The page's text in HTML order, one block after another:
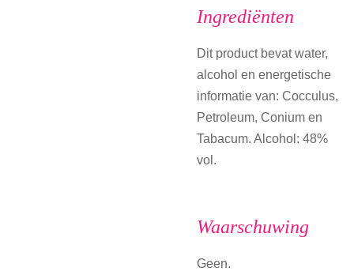
Ingrediënten
Dit product bevat water,
alcohol en energetische
informatie van: Cocculus,
Petroleum, Conium en
Tabacum. Alcohol: 48%
vol.
Waarschuwing
Geen.